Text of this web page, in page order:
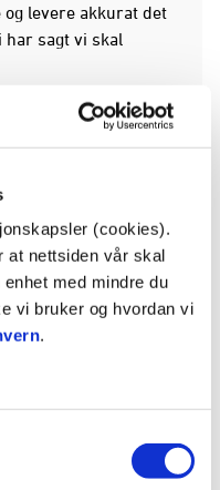
(cookies).
at nettsiden vår skal
med mindre du
vi bruker og hvordan vi
.
levere akkurat det
sagt vi skal
hardt for å gi
i alle ledd.
7047 Trondheim